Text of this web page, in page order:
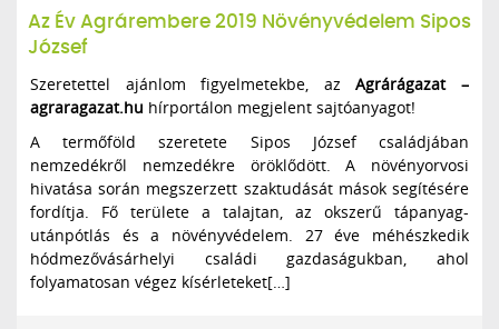
Az Év Agrárembere 2019 Növényvédelem Sipos
József
Szeretettel ajánlom figyelmetekbe, azAgrárágazat –
agraragazat.hu hírportálon megjelent sajtóanyagot!
A termőföld szeretete Sipos József családjában
nemzedékről nemzedékre öröklődött. A növényorvosi
hivatása során megszerzett szaktudását mások segítésére
fordítja. Fő területe a talajtan, az okszerű tápanyag-
utánpótlás és a növényvédelem. 27 éve méhészkedik
hódmezővásárhelyi családi gazdaságukban, ahol
folyamatosan végez kísérleteket[…]